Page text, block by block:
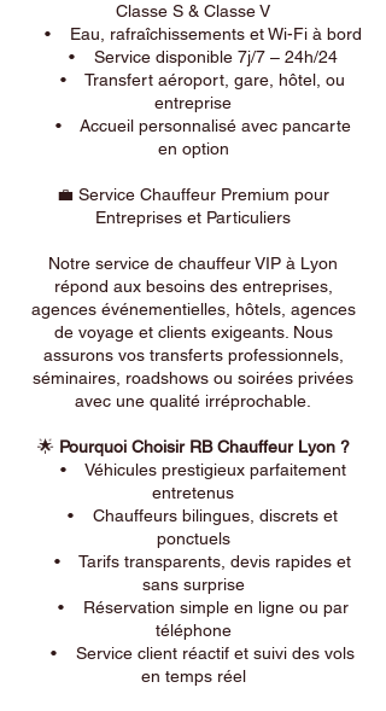
Classe S & Classe V
• Eau, rafraîchissements et Wi-Fi à bord
• Service disponible 7j/7 – 24h/24
• Transfert aéroport, gare, hôtel, ou
entreprise
• Accueil personnalisé avec pancarte
en option
💼 Service Chauffeur Premium pour
Entreprises et Particuliers
Notre service de chauffeur VIP à Lyon
répond aux besoins des entreprises,
agences événementielles, hôtels, agences
de voyage et clients exigeants. Nous
assurons vos transferts professionnels,
séminaires, roadshows ou soirées privées
avec une qualité irréprochable.
🌟 Pourquoi Choisir RB Chauffeur Lyon ?
• Véhicules prestigieux parfaitement
entretenus
• Chauffeurs bilingues, discrets et
ponctuels
• Tarifs transparents, devis rapides et
sans surprise
• Réservation simple en ligne ou par
téléphone
• Service client réactif et suivi des vols
en temps réel